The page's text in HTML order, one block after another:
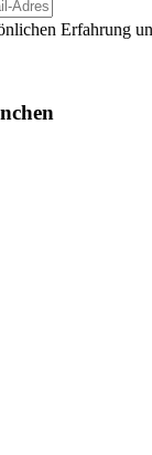
Erfahrung